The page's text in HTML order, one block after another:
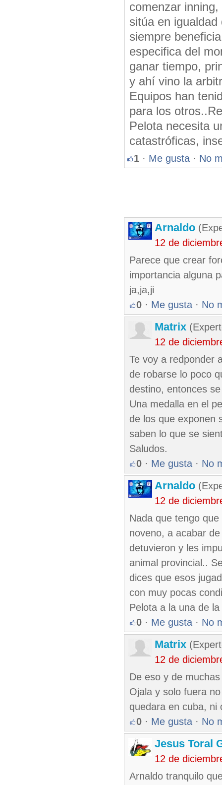
comenzar
sitúa en
siempre
especifica del
ganar tiempo,
y ahí vino la
Equipos han
para los
Pelota necesita
catastróficas,
1 · Me gusta · No
Arnaldo
12 de
Parece que crear
importancia alguna
ja,ja,ji
0 · Me gusta · No
Matrix
12 de
Te voy a redponder
de robarse lo poco
destino, entonces
Una medalla en el
de los que exponen
saben lo que se
Saludos.
0 · Me gusta · No
Arnaldo
12 de
Nada que tengo
noveno, a acabar
detuvieron y les
animal provincial..
dices que esos
con muy pocas
Pelota a la una de
0 · Me gusta · No
Matrix
12 de
De eso y de
Ojala y solo fuera
quedara en cuba, ni
0 · Me gusta · No
Jesus Toral
12 de
Arnaldo tranquilo